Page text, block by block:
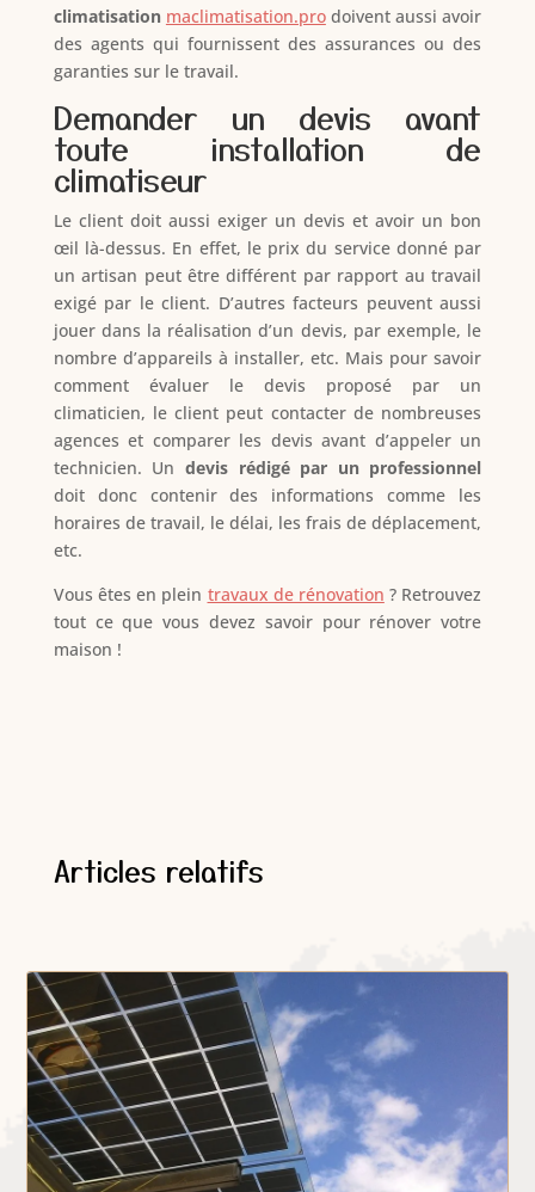
climatisation maclimatisation.prodoivent aussi avoir
des agents qui fournissent des assurances ou des
garanties sur le travail.
Demander un devis avant
toute installation de
climatiseur
Le client doit aussi exiger un devis et avoir un bon
œil là-dessus. En effet, le prix du service donné par
un artisan peut être différent par rapport au travail
exigé par le client. D’autres facteurs peuvent aussi
jouer dans la réalisation d’un devis, par exemple, le
nombre d’appareils à installer, etc. Mais pour savoir
comment évaluer le devis proposé par un
climaticien, le client peut contacter de nombreuses
agences et comparer les devis avant d’appeler un
technicien. Un devis rédigé par un professionnel
doit donc contenir des informations comme les
horaires de travail, le délai, les frais de déplacement,
etc.
Vous êtes en plein travaux de rénovation ? Retrouvez
tout ce que vous devez savoir pour rénover votre
maison !
Articles relatifs